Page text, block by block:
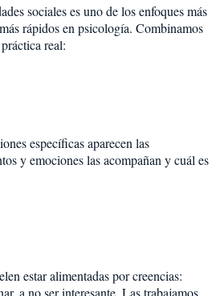
sociales es uno de los enfoques más
rápidos en psicología. Combinamos
real:
específicas aparecen las
y emociones las acompañan y cuál es
estar alimentadas por creencias:
a no ser interesante. Las trabajamos